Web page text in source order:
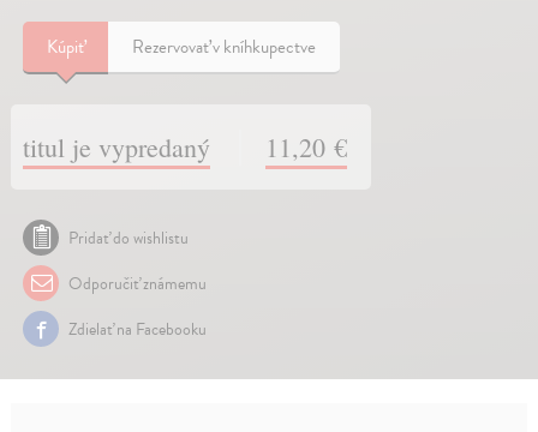
Kúpiť Rezervovať v kníhkupectve
titul je vypredaný 11,20 €
Pridať do wishlistu
Odporučiť známemu
Zdielať na Facebooku